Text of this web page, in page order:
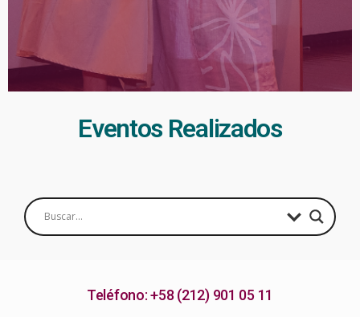
Eventos Realizados
Teléfono: +58 (212) 901 05 11